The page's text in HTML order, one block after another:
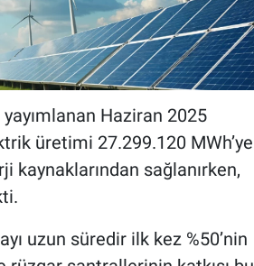
Haziran 2025
üretimi 27.299.120 MWh’ye
kaynaklarından sağlanırken,
uzun süredir ilk kez %50’nin